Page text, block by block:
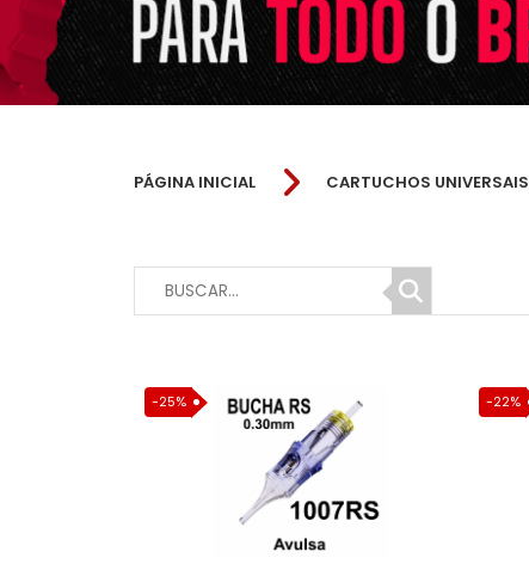
PÁGINA INICIAL CARTUCHOS UNIVERSAIS
-25% -22%